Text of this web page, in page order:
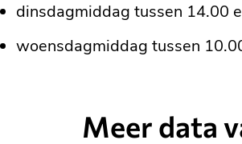
dinsdagmiddag tussen 14.00
woensdagmiddag tussen
Meer data